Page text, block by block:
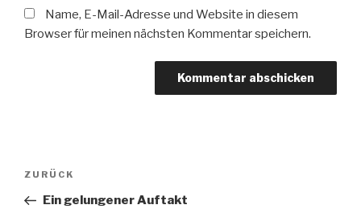
Name, E-Mail-Adresse und Website in diesem
Browser für meinen nächsten Kommentar speichern.
Beitragsnavigation
Vorheriger
Beitrag
ZURÜCK
Ein gelungener Auftakt